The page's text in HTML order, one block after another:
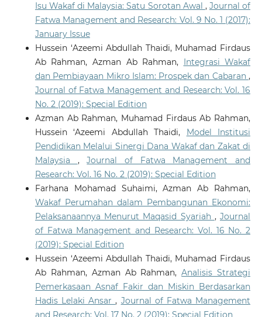
Isu Wakaf di Malaysia: Satu Sorotan Awal , Journal of
Fatwa Management and Research: Vol. 9 No. 1 (2017):
January Issue
Hussein ‘Azeemi Abdullah Thaidi, Muhamad Firdaus
Ab Rahman, Azman Ab Rahman, Integrasi Wakaf
dan Pembiayaan Mikro Islam: Prospek dan Cabaran,
Journal of Fatwa Management and Research: Vol. 16
No. 2 (2019): Special Edition
Azman Ab Rahman, Muhamad Firdaus Ab Rahman,
Hussein ‘Azeemi Abdullah Thaidi, Model Institusi
Pendidikan Melalui Sinergi Dana Wakaf dan Zakat di
Malaysia ,Journal of Fatwa Management and
Research: Vol. 16 No. 2 (2019): Special Edition
Farhana Mohamad Suhaimi, Azman Ab Rahman,
Wakaf Perumahan dalam Pembangunan Ekonomi:
Pelaksanaannya Menurut Maqasid Syariah ,Journal
of Fatwa Management and Research: Vol. 16 No. 2
(2019): Special Edition
Hussein ‘Azeemi Abdullah Thaidi, Muhamad Firdaus
Ab Rahman, Azman Ab Rahman,Analisis Strategi
Pemerkasaan Asnaf Fakir dan Miskin Berdasarkan
Hadis Lelaki Ansar, Journal of Fatwa Management
and Research: Vol. 17 No. 2 (2019): Special Edition